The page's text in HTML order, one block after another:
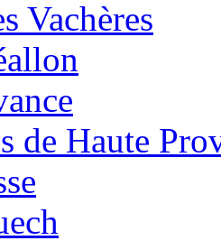
Vachères
de Haute